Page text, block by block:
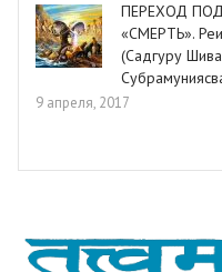
ПЕРЕХОД
«СМЕРТЬ».
(Садгуру
9 апреля, 2017